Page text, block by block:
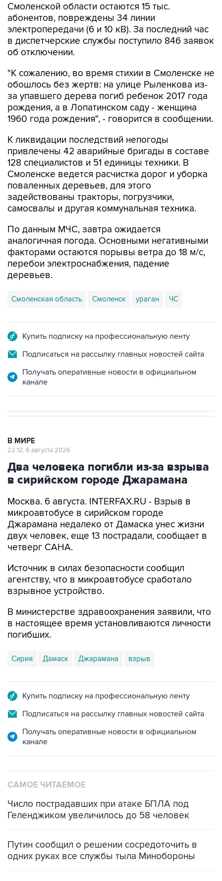
Смоленской области остаются 15 тыс.
абонентов, повреждены 34 линии
электропередачи (6 и 10 кВ). За последний час
в диспетчерские службы поступило 846 заявок
об отключении.
"К сожалению, во время стихии в Смоленске не
обошлось без жертв: на улице Рыленкова из-
за упавшего дерева погиб ребенок 2017 года
рождения, а в Лопатинском саду - женщина
1960 года рождения", - говорится в сообщении.
К ликвидации последствий непогоды
привлечены 42 аварийные бригады в составе
128 специалистов и 51 единицы техники. В
Смоленске ведется расчистка дорог и уборка
поваленных деревьев, для этого
задействованы тракторы, погрузчики,
самосвалы и другая коммунальная техника.
По данным МЧС, завтра ожидается
аналогичная погода. Основными негативными
факторами остаются порывы ветра до 18 м/с,
перебои электроснабжения, падение
деревьев.
Смоленская область Смоленск ураган ЧС
Купить подписку на профессиональную ленту
Подписаться на рассылку главных новостей сайта
Получать оперативные новости в официальном
канале
В МИРЕ
22:12, 6 августа 2026
Два человека погибли из-за взрыва
в сирийском городе Джарамана
Москва. 6 августа. INTERFAX.RU - Взрыв в
микроавтобусе в сирийском городе
Джарамана недалеко от Дамаска унес жизни
двух человек, еще 13 пострадали, сообщает в
четверг САНА.
Источник в силах безопасности сообщил
агентству, что в микроавтобусе сработало
взрывное устройство.
В министерстве здравоохранения заявили, что
в настоящее время установливаются личности
погибших.
Сирия Дамаск Джарамана взрыв
Купить подписку на профессиональную ленту
Подписаться на рассылку главных новостей сайта
Получать оперативные новости в официальном
канале
САМОЕ ЧИТАЕМОЕ
Число пострадавших при атаке БПЛА под
Геленджиком увеличилось до 58 человек
Путин сообщил о решении сосредоточить в
одних руках все службы тыла Минобороны